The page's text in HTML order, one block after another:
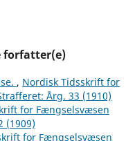
forfatter(e)
, Nordisk Tidsskrift for
Årg. 33 (1910)
for Fængselsvæsen
(1909)
for Fængselsvæsen